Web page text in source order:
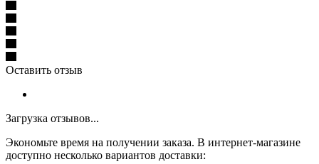
Оставить отзыв
Загрузка отзывов...
Экономьте время на получении заказа. В интернет-магазине
доступно несколько вариантов доставки: